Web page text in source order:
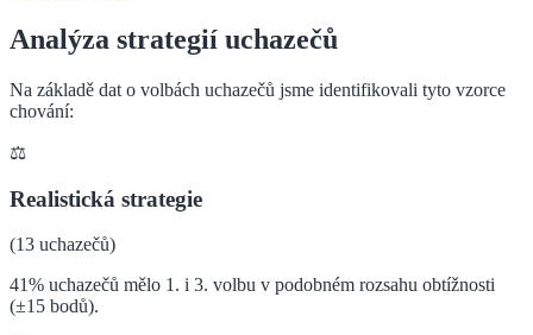
Analýza strategií uchazečů
Na základě dat o volbách uchazečů jsme identifikovali tyto vzorce
chování:
⚖️
Realistická strategie
(13 uchazečů)
41% uchazečů mělo 1. i 3. volbu v podobném rozsahu obtížnosti
(±15 bodů).